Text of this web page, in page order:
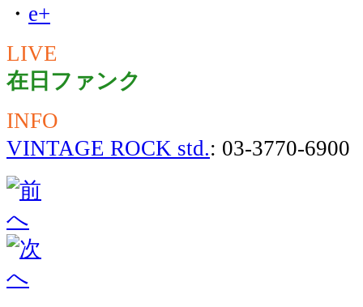
・ e+
LIVE
在日ファンク
INFO
VINTAGE ROCK std.: 03-3770-6900